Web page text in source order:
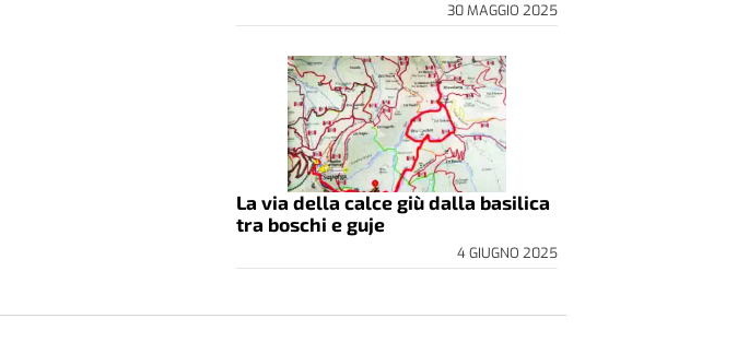
30 MAGGIO 2025
La via della calce giù dalla basilica
tra boschi e guje
4 GIUGNO 2025